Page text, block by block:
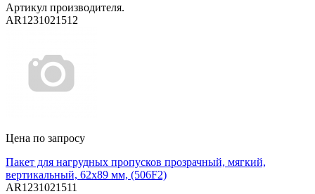
Артикул производителя.
AR1231021512
Цена по запросу
Пакет для нагрудных пропусков прозрачный, мягкий,
вертикальный, 62х89 мм, (506F2)
AR1231021511